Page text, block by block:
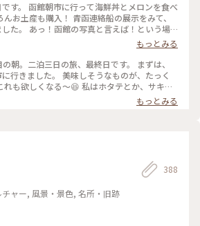
す。 函館朝市に行って海鮮丼とメロンを食べ
んお土産も購入！ 青函連絡船の展示をみて、
た。 あっ！函館の写真と言えば！という場
ちろん行ってきました。 昼、夜と写真撮って
かも笑 三日間通して食事は特に大
スクリームはたくさん食べた🍨 初めての函
しかった💕 今回も母に感謝🙏 On the
Hakodate Morning Market and
plenty of seafood and
もっとみる
朝。二泊三日の旅、最終日です。 まずは、
行きました。 美味しそうなものが、たっく
れも欲しくなる〜😆 私はホタテとか、サキイ
心にお買い上げー❤️ 市場は活気があって、見
私のことりっぷ旅 #レトロな街 #北海
もっとみる
ャー, 風景・景色, 名所・旧跡
388